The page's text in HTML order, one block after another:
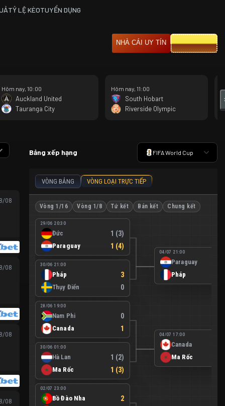
TỶ LỆ KÈOTUYỂN DỤNG
NHÀ CÁI UY TÍN CƯỢC 8XBET
Hôm nay, 10:00
Auckland United
Tauranga City
Hôm nay, 11:00
South Hobart
Riverside Olympic
08
08
08
08
Bảng xếp hạng FIFA World Cup
VÒNG BẢNG VÒNG LOẠI TRỰC TIẾP
Vòng 1/16 Vòng 1/8 Tứ kết Bán kết Chung kết
29/06 20:30
Đức 1 (3)
Paraguay 1 (4)
30/06 21:00
Pháp 3
Thụy Điển 0
28/06 19:00
Nam Phi 0
Canada 1
30/06 01:00
Hà Lan 1 (2)
Ma Rốc 1 (3)
02/07 23:00
Bồ Đào Nha 2
04/07 21:00
Paraguay
Pháp
04/07 17:00
Canada
Ma Rốc